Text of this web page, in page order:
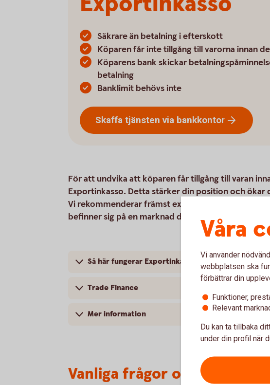
Säkrare än betalning i efterskott
Köparen får inte tillgång till varorna innan
Köparens bank skickar
betalning
Banklimit behövs inte
Skaffa tjänsten via bankkontor
För att undvika att köparen får tillgång till varan
Exportinkasso. Detta stärker din position och ökar
Vi rekommenderar främst exportinkasso i affärer
befinner sig på en marknad där det råder politisk
Så här fungerar Exportinkasso
Trade Finance
Mer information
Vanliga frågor och svar
Våra
Vi använder
webbplatsen ska
förbättrar din
Funktioner,
Relevant
Du kan ta tillbaka
under din profil när